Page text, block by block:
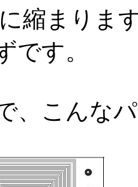
縮まりま
です。
、こんな